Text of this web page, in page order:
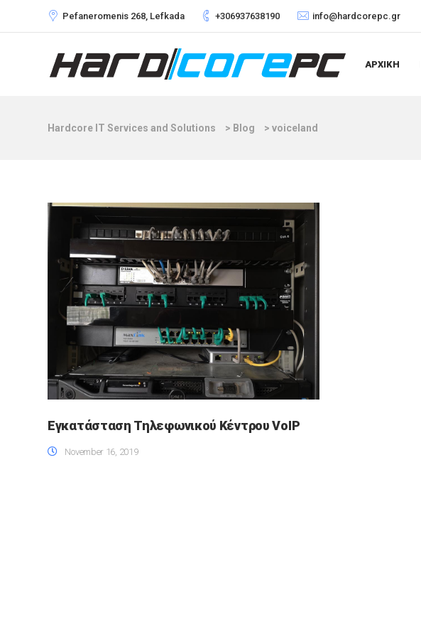
Pefaneromenis 268, Lefkada +306937638190 info@hardcorepc.gr
ΑΡΧΙΚΗ
Hardcore IT Services and Solutions > Blog > voiceland
Εγκατάσταση Τηλεφωνικού Κέντρου VoIP
November 16, 2019